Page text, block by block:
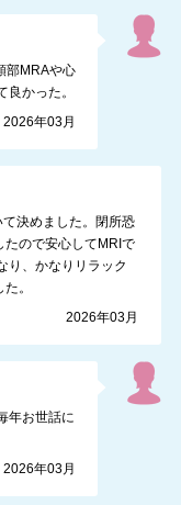
部MRAや心
かった。
2026年03月
決めました。閉所恐
たので安心してMRIで
り、かなりリラック
。
2026年03月
年お世話に
2026年03月